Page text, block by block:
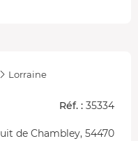
Lorraine
Réf. : 35334
de Chambley, 54470